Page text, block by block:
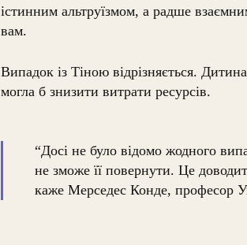
істинним альтруїзмом, а радше
вам.
Випадок із Тіною відрізняється.
могла б знизити витрати ресурсів.
“Досі не було відомо жодного
не зможе її повернути. Це
каже Мерседес Конде, професор